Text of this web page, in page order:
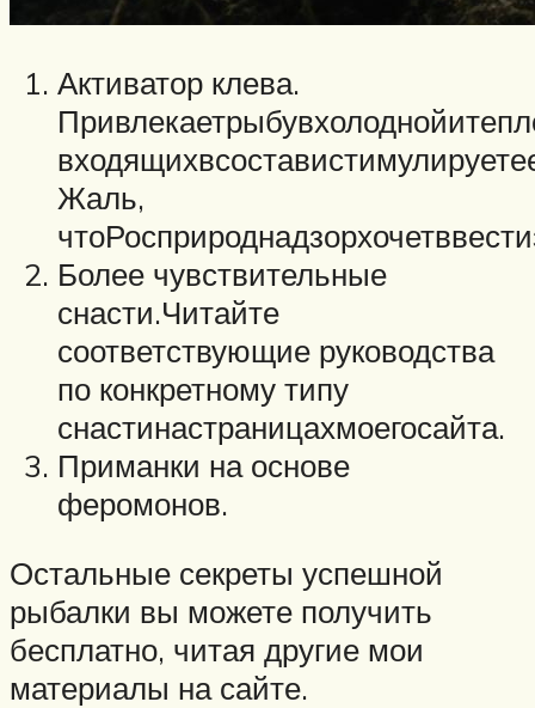
Активатор клева.
Жаль,
Более чувствительные
снасти.Читайте
соответствующие руководства
по конкретному типу
снастинастраницахмоегосайта.
Приманки на основе
феромонов.
Остальные секреты успешной
рыбалки вы можете получить
бесплатно, читая другие мои
материалы на сайте.